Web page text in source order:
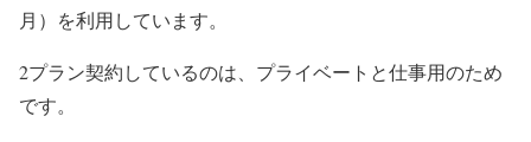
月）を利用しています。
2プラン契約しているのは、プライベートと仕事用のため
です。